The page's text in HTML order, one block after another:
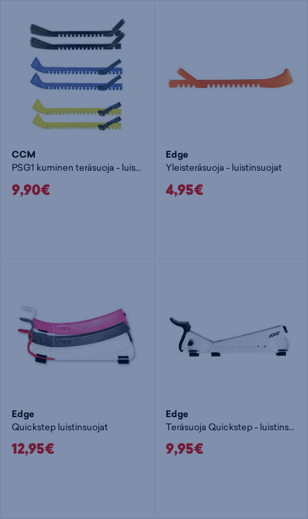
CCM
PSG1 kuminen teräsuoja - luistinsuojat
9,90€
Edge
Yleisteräsuoja - luistinsuojat
4,95€
Edge
Quickstep luistinsuojat
12,95€
Edge
Teräsuoja Quickstep - luistinsuojat
9,95€